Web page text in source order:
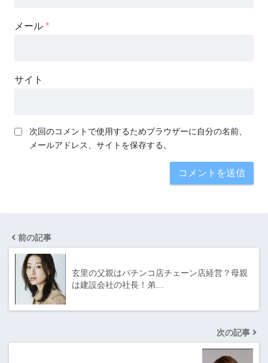
メール *
サイト
次回のコメントで使用するためブラウザーに自分の名前、
メールアドレス、サイトを保存する。
前の記事
玄里の父親はパチンコ店チェーン店経営？母親
は建設会社の社長！弟…
次の記事